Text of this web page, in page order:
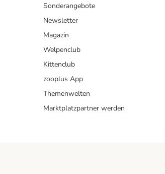
Sonderangebote
Newsletter
Magazin
Welpenclub
Kittenclub
zooplus App
Themenwelten
Marktplatzpartner werden